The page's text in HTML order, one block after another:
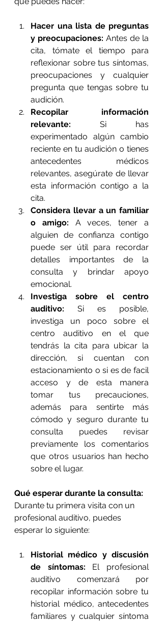
Hacer una lista de preguntas
y preocupaciones: Antes de la
cita, tómate el tiempo para
reflexionar sobre tus síntomas,
preocupaciones y cualquier
pregunta que tengas sobre tu
audición.
Recopilar información
relevante: Si has
experimentado algún cambio
reciente en tu audición o tienes
antecedentes médicos
relevantes, asegúrate de llevar
esta información contigo a la
cita.
Considera llevar a un familiar
o amigo: A veces, tener a
alguien de confianza contigo
puede ser útil para recordar
detalles importantes de la
consulta y brindar apoyo
emocional.
Investiga sobre el centro
auditivo: Si es posible,
investiga un poco sobre el
centro auditivo en el que
tendrás la cita para ubicar la
dirección, si cuentan con
estacionamiento o si es de facil
acceso y de esta manera
tomar tus precauciones,
además para sentirte más
cómodo y seguro durante tu
consulta puedes revisar
previamente los comentarios
que otros usuarios han hecho
sobre el lugar.
Qué esperar durante la consulta:
Durante tu primera visita con un
profesional auditivo, puedes
esperar lo siguiente:
Historial médico y discusión
de síntomas: El profesional
auditivo comenzará por
recopilar información sobre tu
historial médico, antecedentes
familiares y cualquier síntoma